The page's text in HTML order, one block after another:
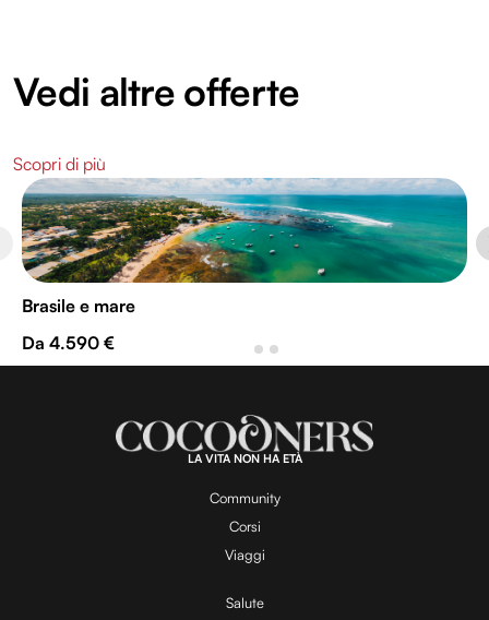
Vedi altre offerte
Scopri di più
Brasile e mare
Da 4.590 €
LA VITA NON HA ETÀ
Community
Corsi
Viaggi
Salute